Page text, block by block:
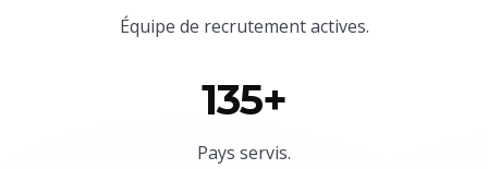
Équipe de recrutement actives.
135+
Pays servis.